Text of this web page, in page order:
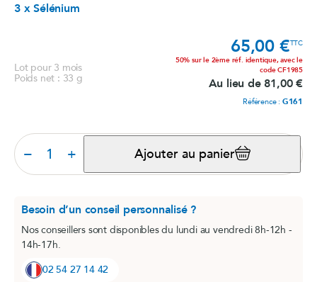
3 x Sélénium
Lot pour 3 mois
Poids net : 33 g
Prix
65,00 €TTC
50% sur le 2ème réf. identique, avec le
code CF1985
Au lieu de 81,00 €
Référence : G161
− + Ajouter au panier
Besoin d’un conseil personnalisé ?
Nos conseillers sont disponibles du lundi au vendredi 8h-12h -
14h-17h.
02 54 27 14 42